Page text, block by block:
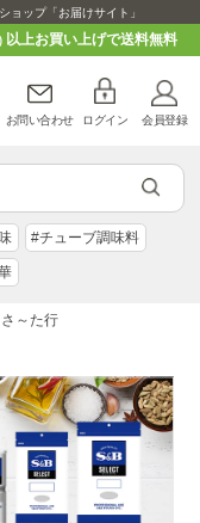
ョップ「お届けサイト」
以上お買い上げで送料無料
お問い合わせ ログイン 会員登録
#チューブ調味料
さ～た行